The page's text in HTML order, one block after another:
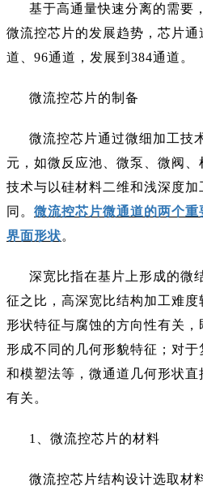
基于高通量快速分离的需要
微流控芯片的发展趋势，芯片通
道、96通道，发展到384通道。
微流控芯片的制备
微流控芯片通过微细加工技
元，如微反应池、微泵、微阀
技术与以硅材料二维和浅深度
同。 微流控芯片微通道的两个
界面形状。
深宽比指在基片上形成的微
征之比，高深宽比结构加工难度
形状特征与腐蚀的方向性有关
形成不同的几何形貌特征；对
和模塑法等，微通道几何形状
有关。
1、微流控芯片的材料
微流控芯片结构设计选取材